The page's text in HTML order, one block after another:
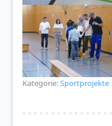
Kategorie:Sportprojekte